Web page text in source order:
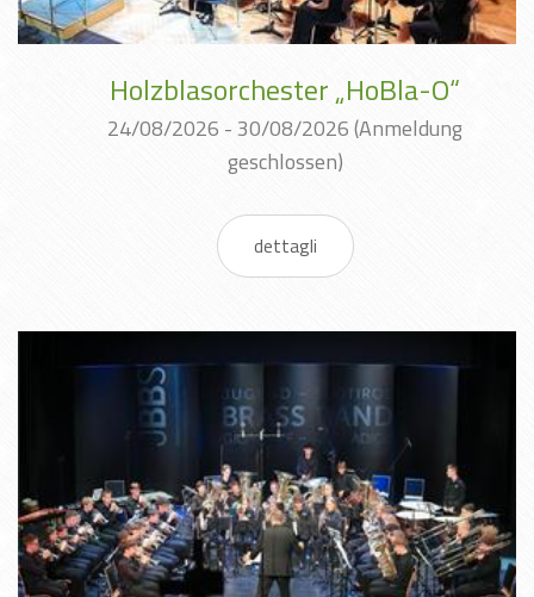
Holzblasorchester „HoBla-O“
24/08/2026 - 30/08/2026(Anmeldung
geschlossen)
dettagli